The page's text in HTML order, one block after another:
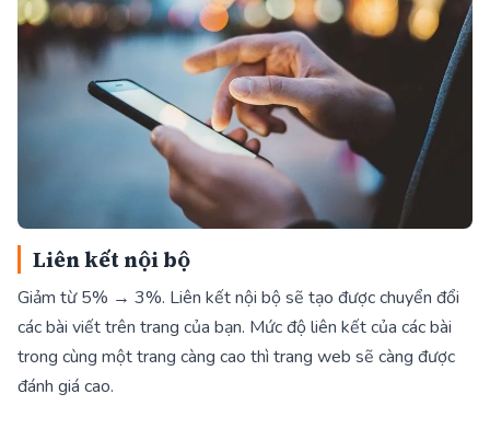
Liên kết nội bộ
Giảm từ 5% → 3%. Liên kết nội bộ sẽ tạo được chuyển đổi
các bài viết trên trang của bạn. Mức độ liên kết của các bài
trong cùng một trang càng cao thì trang web sẽ càng được
đánh giá cao.